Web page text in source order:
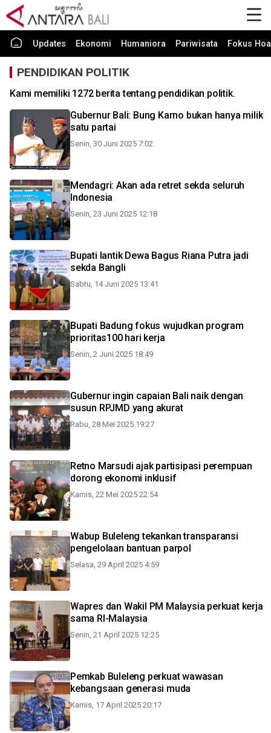
Updates Ekonomi Humaniora Pariwisata Fokus
PENDIDIKAN POLITIK
Kami memiliki 1272 berita tentang pendidikan politik.
Gubernur Bali: Bung Karno bukan hanya milik
satu partai
Senin, 30 Juni 2025 7:02
Mendagri: Akan ada retret sekda seluruh
Indonesia
Senin, 23 Juni 2025 12:18
Bupati lantik Dewa Bagus Riana Putra jadi
sekda Bangli
Sabtu, 14 Juni 2025 13:41
Bupati Badung fokus wujudkan program
prioritas100 hari kerja
Senin, 2 Juni 2025 18:49
Gubernur ingin capaian Bali naik dengan
susun RPJMD yang akurat
Rabu, 28 Mei 2025 19:27
Retno Marsudi ajak partisipasi perempuan
dorong ekonomi inklusif
Kamis, 22 Mei 2025 22:54
Wabup Buleleng tekankan transparansi
pengelolaan bantuan parpol
Selasa, 29 April 2025 4:59
Wapres dan Wakil PM Malaysia perkuat kerja
sama RI-Malaysia
Senin, 21 April 2025 12:25
Pemkab Buleleng perkuat wawasan
kebangsaan generasi muda
Kamis, 17 April 2025 20:17